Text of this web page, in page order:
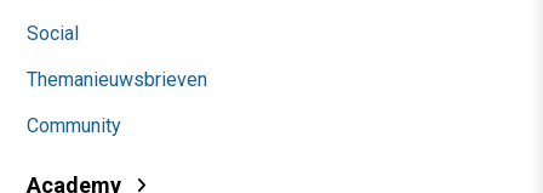
Social
Themanieuwsbrieven
Community
Academy